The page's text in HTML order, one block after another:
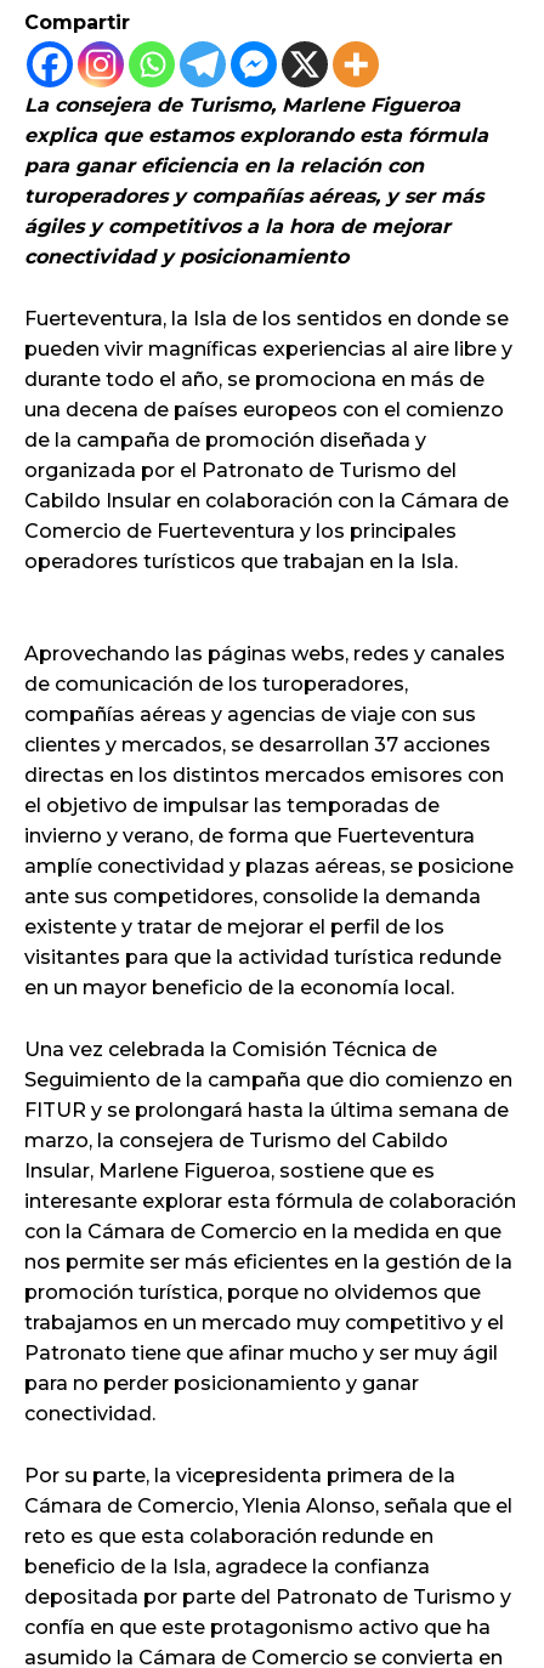
Compartir
La consejera de Turismo, Marlene Figueroa
explica que estamos explorando esta fórmula
para ganar eficiencia en la relación con
turoperadores y compañías aéreas, y ser más
ágiles y competitivos a la hora de mejorar
conectividad y posicionamiento
Fuerteventura, la Isla de los sentidos en donde se
pueden vivir magníficas experiencias al aire libre y
durante todo el año, se promociona en más de
una decena de países europeos con el comienzo
de la campaña de promoción diseñada y
organizada por el Patronato de Turismo del
Cabildo Insular en colaboración con la Cámara de
Comercio de Fuerteventura y los principales
operadores turísticos que trabajan en la Isla.
Aprovechando las páginas webs, redes y canales
de comunicación de los turoperadores,
compañías aéreas y agencias de viaje con sus
clientes y mercados, se desarrollan 37 acciones
directas en los distintos mercados emisores con
el objetivo de impulsar las temporadas de
invierno y verano, de forma que Fuerteventura
amplíe conectividad y plazas aéreas, se posicione
ante sus competidores, consolide la demanda
existente y tratar de mejorar el perfil de los
visitantes para que la actividad turística redunde
en un mayor beneficio de la economía local.
Una vez celebrada la Comisión Técnica de
Seguimiento de la campaña que dio comienzo en
FITUR y se prolongará hasta la última semana de
marzo, la consejera de Turismo del Cabildo
Insular, Marlene Figueroa, sostiene que es
interesante explorar esta fórmula de colaboración
con la Cámara de Comercio en la medida en que
nos permite ser más eficientes en la gestión de la
promoción turística, porque no olvidemos que
trabajamos en un mercado muy competitivo y el
Patronato tiene que afinar mucho y ser muy ágil
para no perder posicionamiento y ganar
conectividad.
Por su parte, la vicepresidenta primera de la
Cámara de Comercio, Ylenia Alonso, señala que el
reto es que esta colaboración redunde en
beneficio de la Isla, agradece la confianza
depositada por parte del Patronato de Turismo y
confía en que este protagonismo activo que ha
asumido la Cámara de Comercio se convierta en